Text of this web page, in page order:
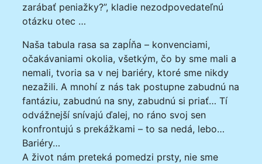
zarábať peniažky?”, kladie nezodpovedateľnú
otázku otec …
Naša tabula rasa sa zapĺňa – konvenciami,
očakávaniami okolia, všetkým, čo by sme mali a
nemali, tvoria sa v nej bariéry, ktoré sme nikdy
nezažili. A mnohí z nás tak postupne zabudnú na
fantáziu, zabudnú na sny, zabudnú si priať… Tí
odvážnejší snívajú ďalej, no ráno svoj sen
konfrontujú s prekážkami – to sa nedá, lebo…
Bariéry…
A život nám preteká pomedzi prsty, nie sme